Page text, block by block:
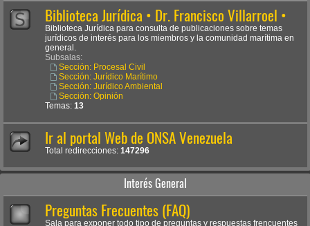
Biblioteca Jurídica • Dr. Francisco Villarroel •
Biblioteca Jurídica para consulta de publicaciones sobre temas
jurídicos de interés para los miembros y la comunidad marítima en
general.
Subsalas:
Sección: Procesal Civil
Sección: Jurídico Marítimo
Sección: Jurídico Ambiental
Sección: Opinión
Temas: 13
Ir al portal Web de ONSA Venezuela
Total redirecciones: 147296
Interés General
Preguntas Frecuentes (FAQ)
Sala para exponer todo tipo de preguntas y respuestas frencuentes